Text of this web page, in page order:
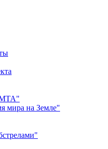
МТА"
мира на Земле"